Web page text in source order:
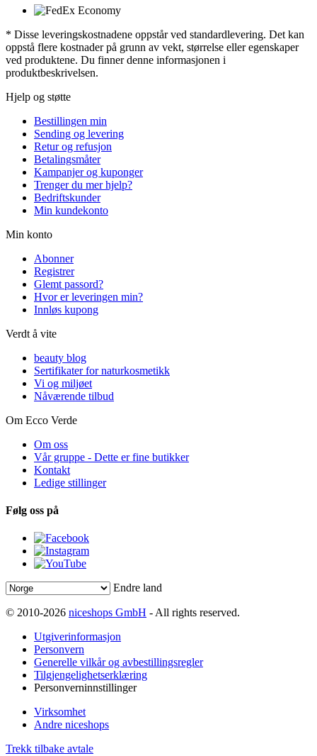
* Disse leveringskostnadene oppstår ved standardlevering. Det kan
oppstå flere kostnader på grunn av vekt, størrelse eller egenskaper
ved produktene. Du finner denne informasjonen i
produktbeskrivelsen.
Hjelp og støtte
Bestillingen min
Sending og levering
Retur og refusjon
Betalingsmåter
Kampanjer og kuponger
Trenger du mer hjelp?
Bedriftskunder
Min kundekonto
Min konto
Abonner
Registrer
Glemt passord?
Hvor er leveringen min?
Innløs kupong
Verdt å vite
beauty blog
Sertifikater for naturkosmetikk
Vi og miljøet
Nåværende tilbud
Om Ecco Verde
Om oss
Vår gruppe - Dette er fine butikker
Kontakt
Ledige stillinger
Følg oss på
Endre land
© 2010-2026 niceshops GmbH - All rights reserved.
Utgiverinformasjon
Personvern
Generelle vilkår og avbestillingsregler
Tilgjengelighetserklæring
Personverninnstillinger
Virksomhet
Andre niceshops
Trekk tilbake avtale